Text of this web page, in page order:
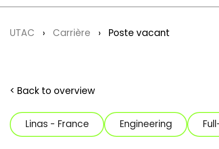
You are here:
UTAC Carrière Poste vacant
Back to overview
Linas - France Engineering